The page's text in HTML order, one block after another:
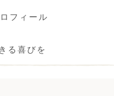
フィール
る喜びを